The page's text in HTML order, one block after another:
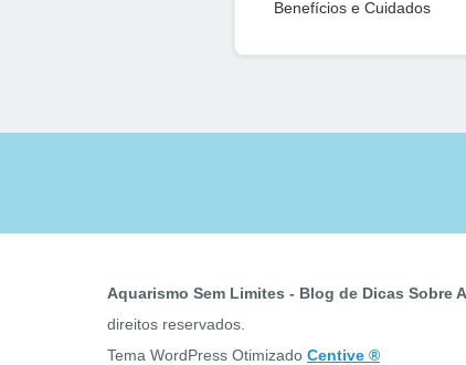
Benefícios e Cuidados
Aquarismo Sem Limites - Blog de Dicas Sobre
direitos reservados.
Tema WordPress Otimizado Centive ®